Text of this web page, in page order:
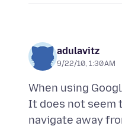
adulavitz
9/22/10, 1:30 AM
When using
It does not seem
navigate away